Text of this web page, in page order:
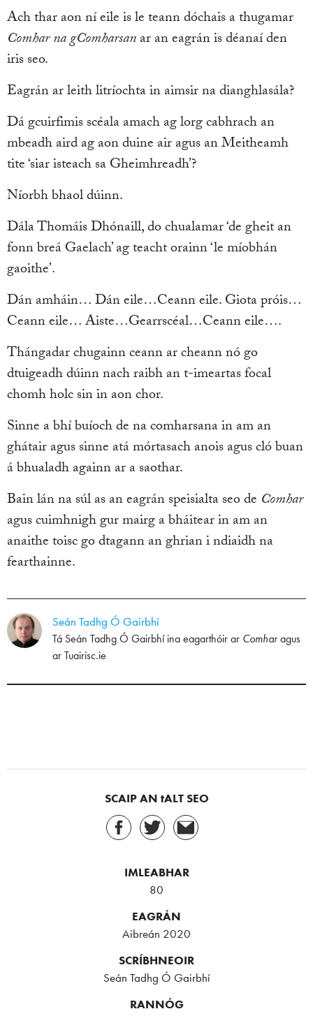
Ach thar aon ní eile is le teann dóchais a thugamar
Comhar na gComharsanar an eagrán is déanaí den
iris seo.
Eagrán ar leith litríochta in aimsir na dianghlasála?
Dá gcuirfimis scéala amach ag lorg cabhrach an
mbeadh aird ag aon duine air agus an Meitheamh
tite ‘siar isteach sa Gheimhreadh’?
Níorbh bhaol dúinn.
Dála Thomáis Dhónaill, do chualamar ‘de gheit an
fonn breá Gaelach’ ag teacht orainn ‘le míobhán
gaoithe’.
Dán amháin… Dán eile…Ceann eile. Giota próis…
Ceann eile… Aiste…Gearrscéal…Ceann eile….
Thángadar chugainn ceann ar cheann nó go
dtuigeadh dúinn nach raibh an t-imeartas focal
chomh holc sin in aon chor.
Sinne a bhí buíoch de na comharsana in am an
ghátair agus sinne atá mórtasach anois agus cló buan
á bhualadh againn ar a saothar.
Bain lán na súl as an eagrán speisialta seo de Comhar
agus cuimhnigh gur mairg a bháitear in am an
anaithe toisc go dtagann an ghrian i ndiaidh na
fearthainne.
Seán Tadhg Ó Gairbhí
Tá Seán Tadhg Ó Gairbhí ina eagarthóir ar Comharagus
arTuairisc.ie
SCAIP AN tALT SEO
IMLEABHAR
80
EAGRÁN
Aibreán 2020
SCRÍBHNEOIR
Seán Tadhg Ó Gairbhí
RANNÓG